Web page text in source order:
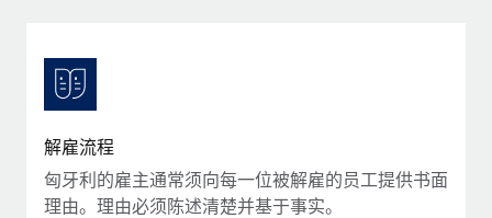
咨询专家
获得全球人力资源与合规方面的专家帮助
背景调查
简化候选人筛选流程
Remote Build
集成与人工智能自动化咨询
薪金与人才洞察
洞察中心
获得支持
查看全部资源
解雇流程
匈牙利的雇主通常须向每一位被解雇的员工提供书面
理由。理由必须陈述清楚并基于事实。